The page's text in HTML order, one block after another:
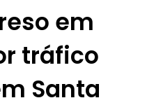
em
tráfico
Santa